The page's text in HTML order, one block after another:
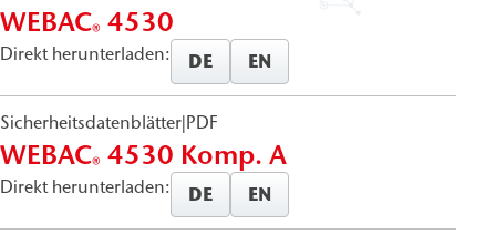
WEBAC® 4530
Direkt herunterladen: DE EN
Sicherheitsdatenblätter PDF
WEBAC® 4530 Komp. A
Direkt herunterladen: DE EN